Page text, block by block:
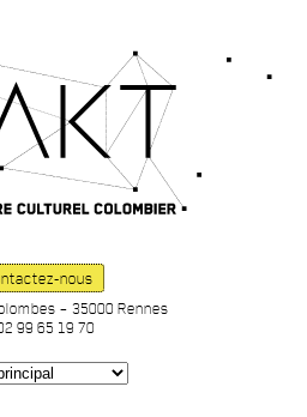
nous
– 35000 Rennes
99 65 19 70